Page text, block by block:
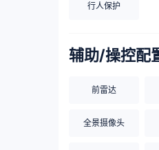
行人保护
辅助/操控配
前雷达
全景摄像头